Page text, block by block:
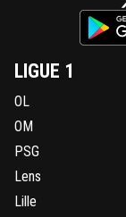
LIGUE 1
OL
OM
PSG
Lens
Lille